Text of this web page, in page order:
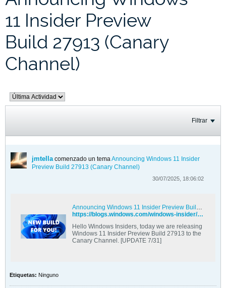
11 Insider Preview
Build 27913 (Canary
Channel)
Filtrar
jmtellacomenzado un temaAnnouncing Windows 11 Insider
Preview Build 27913 (Canary Channel)
30/07/2025, 18:06:02
Announcing Windows 11 Insider Preview Build 27913 (Canary Channel)
https://blogs.windows.com/windows-insider/2025/07/30/announcing-windows-11-insider-preview-build-27913-canary-channel/
Hello Windows Insiders, today we are releasing
Windows 11 Insider Preview Build 27913 to the
Canary Channel. [UPDATE 7/31]
Etiquetas: Ninguno